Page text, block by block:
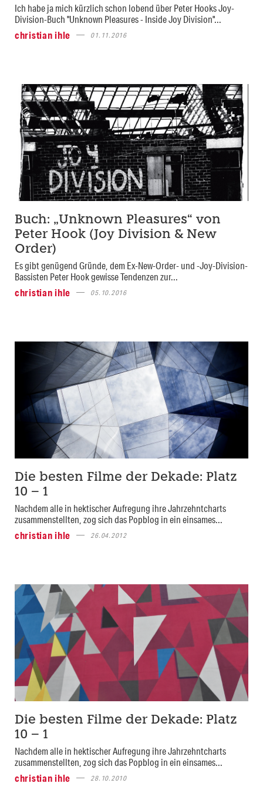
Ich habe ja mich kürzlich schon lobend über Peter Hooks Joy-
Division-Buch "Unknown Pleasures - Inside Joy Division"...
christian ihle
01.11.2016
Buch: „Unknown Pleasures“ von
Peter Hook (Joy Division & New
Order)
Es gibt genügend Gründe, dem Ex-New-Order- und -Joy-Division-
Bassisten Peter Hook gewisse Tendenzen zur...
christian ihle
05.10.2016
Die besten Filme der Dekade: Platz
10 – 1
Nachdem alle in hektischer Aufregung ihre Jahrzehntcharts
zusammenstellten, zog sich das Popblog in ein einsames...
christian ihle
26.04.2012
Die besten Filme der Dekade: Platz
10 – 1
Nachdem alle in hektischer Aufregung ihre Jahrzehntcharts
zusammenstellten, zog sich das Popblog in ein einsames...
christian ihle
28.10.2010